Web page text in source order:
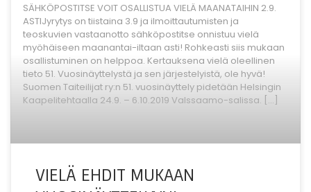
SÄHKÖPOSTITSE VOIT OSALLISTUA VIELÄ MAANATAIHIN 2.9.
ASTIJyrytys on tiistaina 3.9 ja ilmoittautumisten ja
teoskuvien vastaanotto sähköpostitse onnistuu vielä
myöhäiseen maanantai-iltaan asti! Rohkeasti siis mukaan
osallistuminen on helppoa. Kertauksena vielä oleellinen
tieto 51. Vuosinäyttelystä ja sen järjestelyistä, ole hyvä!
Suomen Taiteilijat ry:n 51. vuosinäyttely pidetään Helsingin
Kaapelitehtaalla 24.9. – 6.10.2019 Valssaamo-salissa. […]
VIELÄ EHDIT MUKAAN